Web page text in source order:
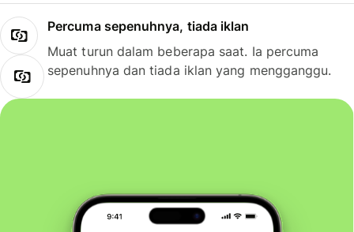
Percuma sepenuhnya, tiada iklan
Muat turun dalam beberapa saat. Ia percuma
sepenuhnya dan tiada iklan yang mengganggu.